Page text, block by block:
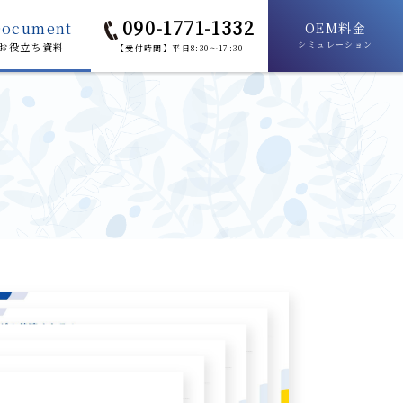
役立ち資料
090-1771-1332
【受付時間】平日8:30～17:30
OEM料金
シミュレーション